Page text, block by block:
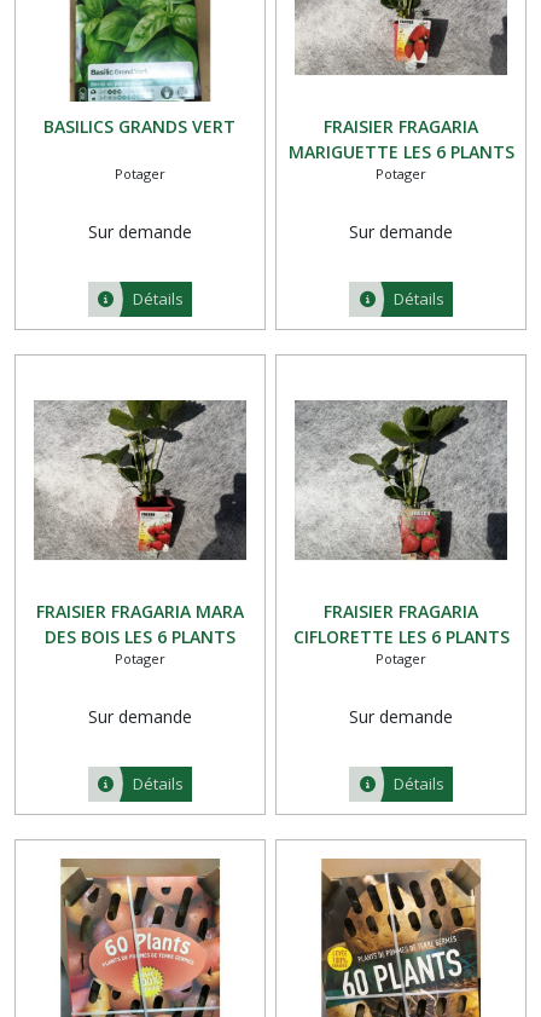
BASILICS GRANDS VERT
Potager
Sur demande
Détails
FRAISIER FRAGARIA
MARIGUETTE LES 6 PLANTS
Potager
Sur demande
Détails
FRAISIER FRAGARIA MARA
DES BOIS LES 6 PLANTS
Potager
Sur demande
Détails
FRAISIER FRAGARIA
CIFLORETTE LES 6 PLANTS
Potager
Sur demande
Détails